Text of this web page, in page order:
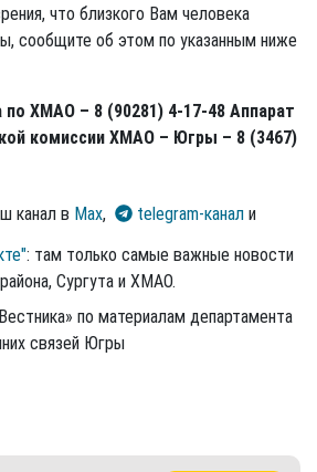
что близкого Вам человека
сообщите об этом по указанным ниже
ХМАО – 8 (90281) 4-17-48 Аппарат
комиссии ХМАО – Югры – 8 (3467)
канал в Max, telegram-канал и
: там только самые важные новости
Сургута и ХМАО.
по материалам департамента
связей Югры